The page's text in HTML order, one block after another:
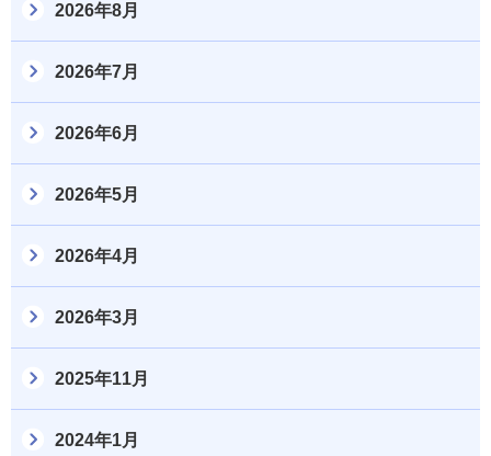
2026年8月
2026年7月
2026年6月
2026年5月
2026年4月
2026年3月
2025年11月
2024年1月